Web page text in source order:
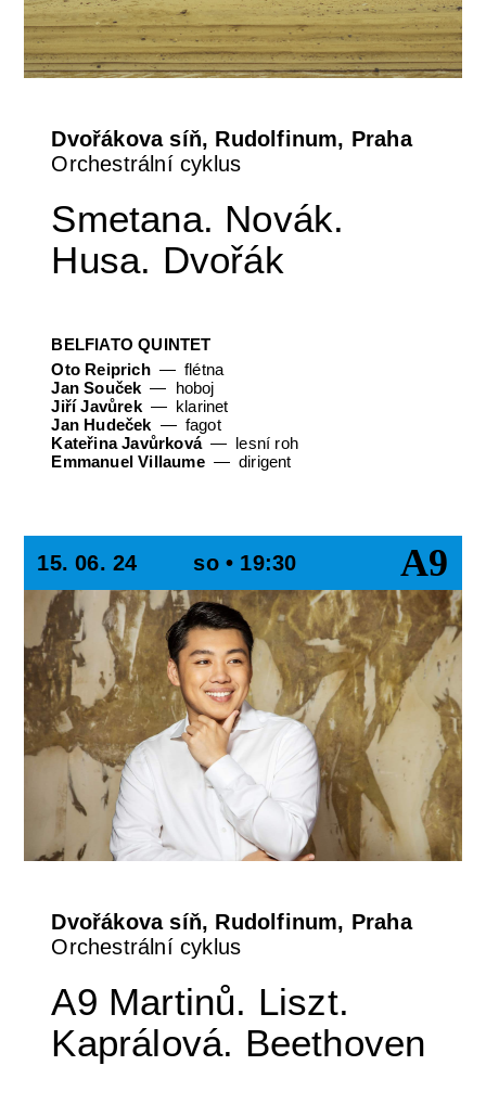
Dvořákova síň, Rudolfinum, Praha
Orchestrální cyklus
Smetana. Novák.
Husa. Dvořák
BELFIATO QUINTET
Oto Reiprich
flétna
Jan Souček
hoboj
Jiří Javůrek
klarinet
Jan Hudeček
fagot
Kateřina Javůrková
lesní roh
Emmanuel Villaume
dirigent
15. 06. 24 so • 19:30 A9
Dvořákova síň, Rudolfinum, Praha
Orchestrální cyklus
A9 Martinů. Liszt.
Kaprálová. Beethoven